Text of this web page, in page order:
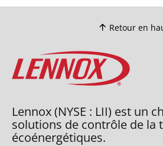
Retour en
Lennox (NYSE : LII) est un
solutions de contrôle de la
écoénergétiques.